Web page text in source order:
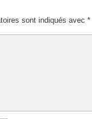
sont indiqués avec *